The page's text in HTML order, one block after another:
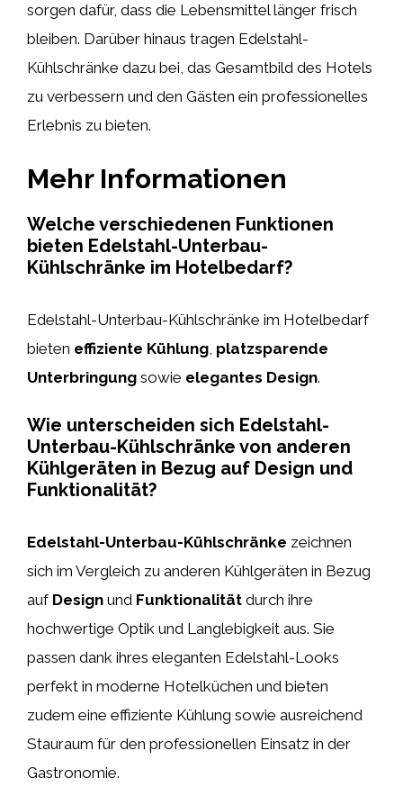
sorgen dafür, dass die Lebensmittel länger frisch
bleiben. Darüber hinaus tragen Edelstahl-
Kühlschränke dazu bei, das Gesamtbild des Hotels
zu verbessern und den Gästen ein professionelles
Erlebnis zu bieten.
Mehr Informationen
Welche verschiedenen Funktionen
bieten Edelstahl-Unterbau-
Kühlschränke im Hotelbedarf?
Edelstahl-Unterbau-Kühlschränke im Hotelbedarf
bieten effiziente Kühlung platzsparende
Unterbringung sowie elegantes Design.
Wie unterscheiden sich Edelstahl-
Unterbau-Kühlschränke von anderen
Kühlgeräten in Bezug auf Design und
Funktionalität?
Edelstahl-Unterbau-Kühlschränke zeichnen
sich im Vergleich zu anderen Kühlgeräten in Bezug
auf Design und Funktionalität durch ihre
hochwertige Optik und Langlebigkeit aus. Sie
passen dank ihres eleganten Edelstahl-Looks
perfekt in moderne Hotelküchen und bieten
zudem eine effiziente Kühlung sowie ausreichend
Stauraum für den professionellen Einsatz in der
Gastronomie.